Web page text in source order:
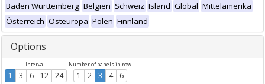
Baden Württemberg Belgien Schweiz Island Global Mittelamerika
Österreich Osteuropa Polen Finnland
Options
Intervall
1 3 6 12 24
Number of panels in row
1 2 3 4 6